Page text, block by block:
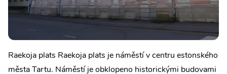
Raekoja plats Raekoja plats je náměstí v centru estonského
města Tartu. Náměstí je obklopeno historickými budovami